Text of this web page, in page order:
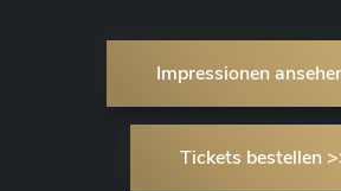
Impressionen
Tickets bestellen